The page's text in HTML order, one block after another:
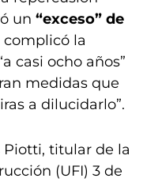
un “exceso” de
complicó la
casi ocho años”
medidas que
a dilucidarlo”.
Piotti, titular de la
(UFI) 3 de